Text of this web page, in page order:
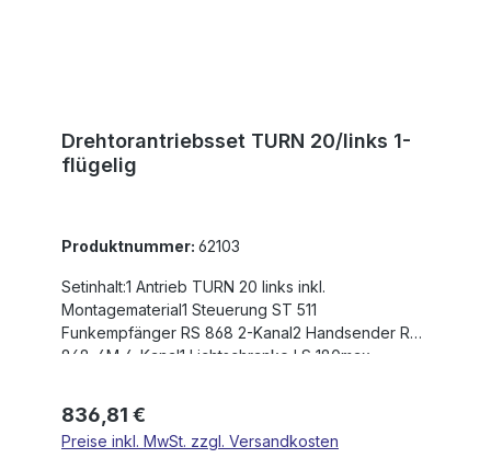
Drehtorantriebsset TURN 20/links 1-
flügelig
Produktnummer: 62103
Setinhalt:1 Antrieb TURN 20 links inkl.
Montagematerial1 Steuerung ST 511
Funkempfänger RS 868 2-Kanal2 Handsender RS
868-4M 4-Kanal1 Lichtschranke LS 180max.
20/TagSelbsthemmender AntriebKraftregulierung
über Steuerung230V AC-MotorHohes
Regulärer Preis:
836,81 €
Preise inkl. MwSt. zzgl. Versandkosten